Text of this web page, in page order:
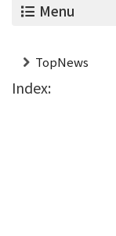
Menu
TopNews
Index: